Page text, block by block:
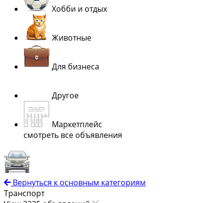
Хобби и отдых
Животные
Для бизнеса
Другое
Маркетплейс
смотреть все объявления
Вернуться к основным категориям
Транспорт